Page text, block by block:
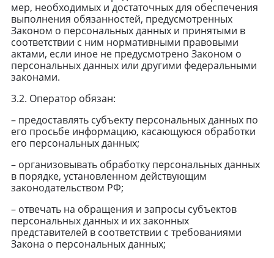
мер, необходимых и достаточных для обеспечения
выполнения обязанностей, предусмотренных
Законом о персональных данных и принятыми в
соответствии с ним нормативными правовыми
актами, если иное не предусмотрено Законом о
персональных данных или другими федеральными
законами.
3.2. Оператор обязан:
– предоставлять субъекту персональных данных по
его просьбе информацию, касающуюся обработки
его персональных данных;
– организовывать обработку персональных данных
в порядке, установленном действующим
законодательством РФ;
– отвечать на обращения и запросы субъектов
персональных данных и их законных
представителей в соответствии с требованиями
Закона о персональных данных;